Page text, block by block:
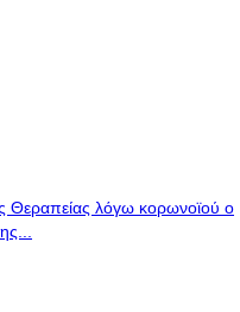
Θεραπείας λόγω κορωνοϊού ο